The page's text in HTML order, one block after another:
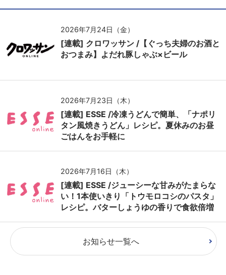
2026年7月24日（金）
[連載] クロワッサン /【ぐっち夫婦のお酒と
おつまみ】よだれ豚しゃぶ×ビール
2026年7月23日（木）
[連載] ESSE /冷凍うどんで簡単、「ナポリ
タン風焼きうどん」レシピ。夏休みのお昼
ごはんをお手軽に
2026年7月16日（木）
[連載] ESSE /ジューシーな甘みがたまらな
い！1本使いきり「トウモロコシのパスタ」
レシピ。バターしょうゆの香りで食欲倍増
お知らせ一覧へ